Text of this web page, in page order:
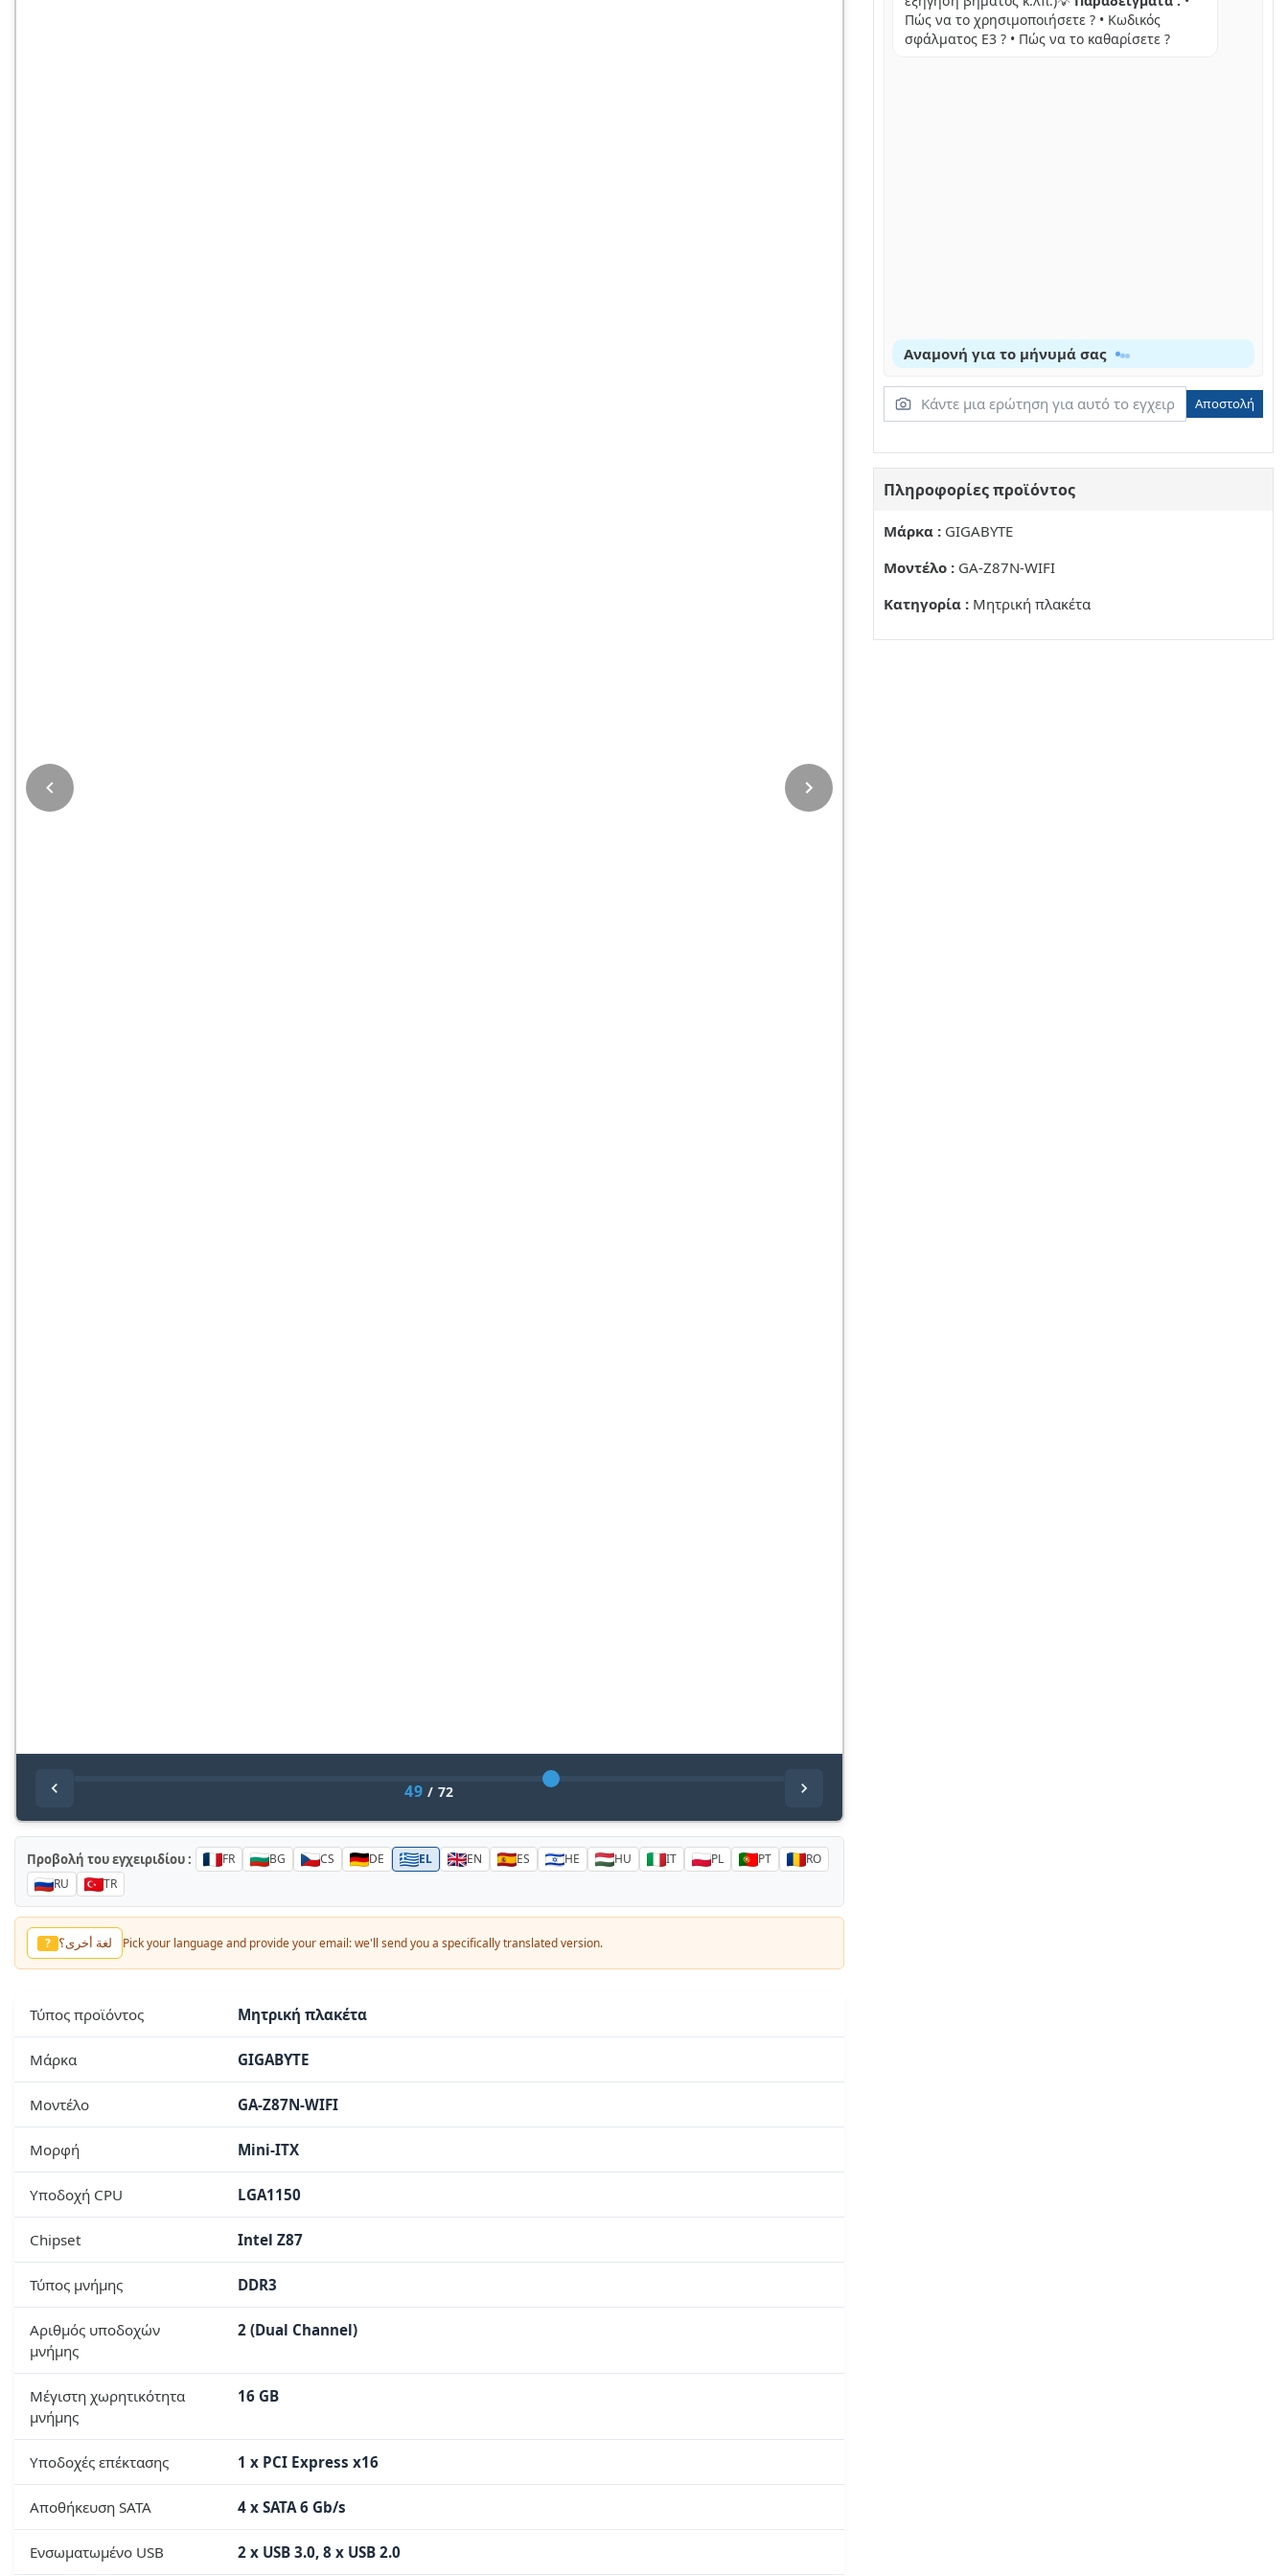
49 / 72
Προβολή του εγχειριδίου : FR BG CS DE EL EN ES HE HU IT PL PT
RO
RU
TR
? لغة أخرى؟ Pick your language and provide your email: we'll send you a specifically translated version.
Τύπος προϊόντος Μητρική πλακέτα
Μάρκα GIGABYTE
Μοντέλο GA-Z87N-WIFI
Μορφή Mini-ITX
Υποδοχή CPU LGA1150
Chipset Intel Z87
Τύπος μνήμης DDR3
Αριθμός υποδοχών
μνήμης
2 (Dual Channel)
Μέγιστη χωρητικότητα
μνήμης
16 GB
Υποδοχές επέκτασης 1 x PCI Express x16
Αποθήκευση SATA 4 x SATA 6 Gb/s
Ενσωματωμένο USB 2 x USB 3.0, 8 x USB 2.0
Πώς να το χρησιμοποιήσετε ? • Κωδικός
σφάλματος E3 ? • Πώς να το καθαρίσετε ?
Αναμονή για το μήνυμά σας
Αποστολή
Πληροφορίες προϊόντος
Μάρκα : GIGABYTE
Μοντέλο : GA-Z87N-WIFI
Κατηγορία : Μητρική πλακέτα